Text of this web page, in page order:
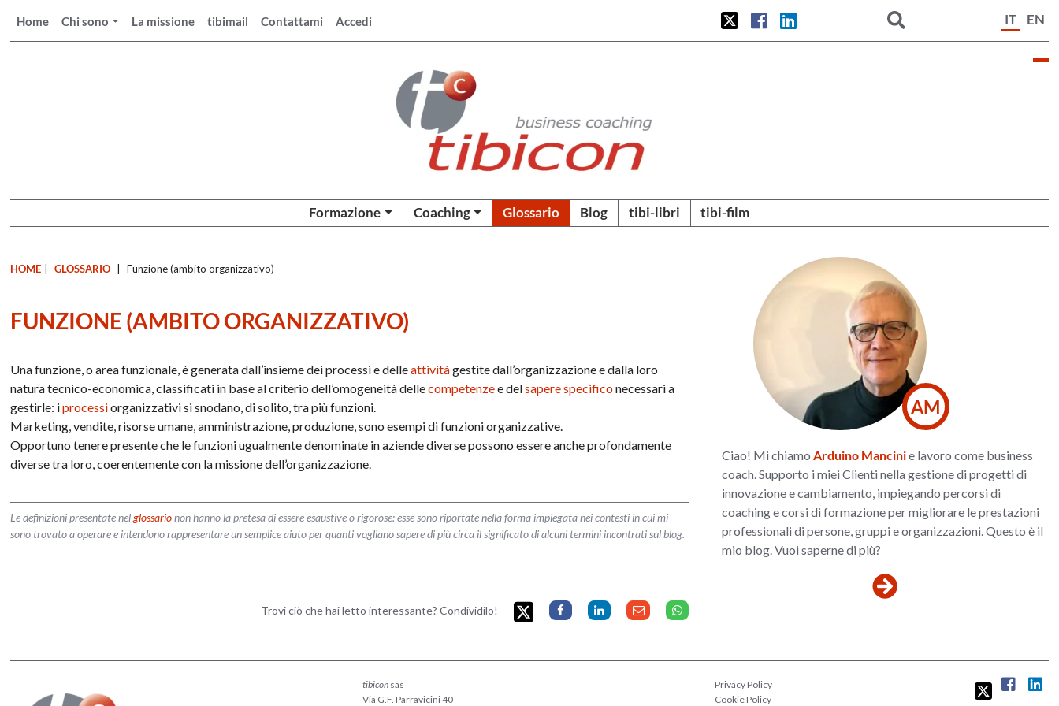
Home Chi sono La missione tibimail Contattami Accedi IT EN
Formazione Coaching Glossario Blog tibi-libri tibi-film
HOME GLOSSARIO Funzione (ambito organizzativo)
FUNZIONE (AMBITO ORGANIZZATIVO)
Una funzione, o area funzionale, è generata dall’insieme dei processi e delleattivitàgestite dall’organizzazione e dalla loro
natura tecnico-economica, classificati in base al criterio dell’omogeneità dellecompetenzee delsapere specificonecessari a
gestirle: iprocessiorganizzativi si snodano, di solito, tra più funzioni.
Marketing, vendite, risorse umane, amministrazione, produzione, sono esempi di funzioni organizzative.
Opportuno tenere presente che le funzioni ugualmente denominate in aziende diverse possono essere anche profondamente
diverse tra loro, coerentemente con la missione dell’organizzazione.
Le definizioni presentate nelglossarionon hanno la pretesa di essere esaustive o rigorose: esse sono riportate nella forma impiegata nei contesti in cui mi
sono trovato a operare e intendono rappresentare un semplice aiuto per quanti vogliano sapere di più circa il significato di alcuni termini incontrati sul blog.
Trovi ciò che hai letto interessante? Condividilo!
AM
Ciao! Mi chiamo Arduino Mancinie lavoro come business
coach. Supporto i miei Clienti nella gestione di progetti di
innovazione e cambiamento, impiegando percorsi di
coaching e corsi di formazione per migliorare le prestazioni
professionali di persone, gruppi e organizzazioni. Questo è il
mio blog. Vuoi saperne di più?
tibiconsas
Via G.F. Parravicini 40
Privacy Policy
Cookie Policy